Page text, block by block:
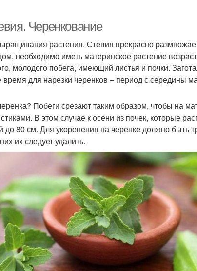
Черенкование
растения. Стевия прекрасно
необходимо иметь материнское растение
молодого побега, имеющий листья и почки.
для нарезки черенков – период с середины
Побеги срезают таким образом, чтобы на
В этом случае к осени из почек, которые
до 80 см. Для укоренения на черенке должно быть
их следует удалить.